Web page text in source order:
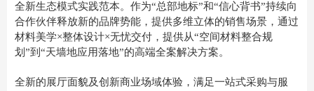
全新生态模式实践范本。作为“总部地标”和“信心背书”持续向
合作伙伴释放新的品牌势能，提供多维立体的销售场景，通过
材料美学×整体设计×无忧交付，提供从“空间材料整合规
划”到“天墙地应用落地”的高端全案解决方案。
全新的展厅面貌及创新商业场域体验，满足一站式采购与服